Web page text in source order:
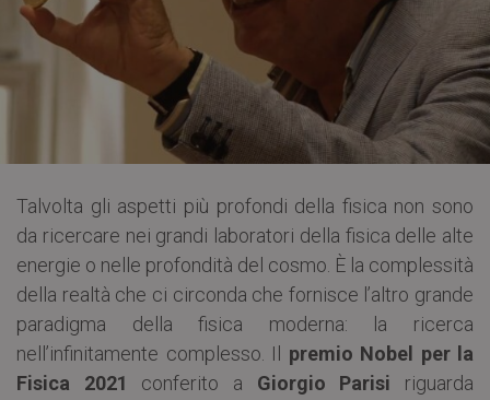
Talvolta gli aspetti più profondi della fisica non sono
da ricercare nei grandi laboratori della fisica delle alte
energie o nelle profondità del cosmo. È la complessità
della realtà che ci circonda che fornisce l’altro grande
paradigma della fisica moderna: la ricerca
nell’infinitamente complesso. Il premio Nobel per la
Fisica 2021
conferito a Giorgio Parisi riguarda